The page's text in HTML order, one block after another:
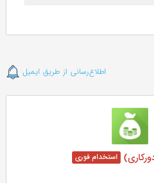
اطلاع‌رسانی از طریق ایمیل